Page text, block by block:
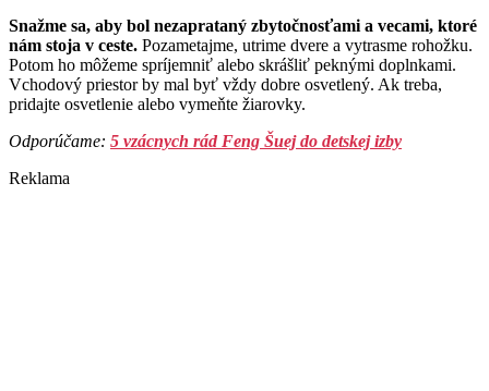
Snažme sa, aby bol nezaprataný zbytočnosťami a vecami, ktoré
nám stoja v ceste. Pozametajme, utrime dvere a vytrasme rohožku.
Potom ho môžeme spríjemniť alebo skrášliť peknými doplnkami.
Vchodový priestor by mal byť vždy dobre osvetlený. Ak treba,
pridajte osvetlenie alebo vymeňte žiarovky.
Odporúčame: 5 vzácnych rád Feng Šuej do detskej izby
Reklama